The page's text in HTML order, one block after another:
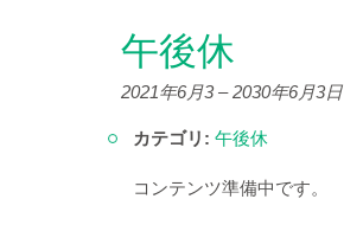
午後休
2021年6月3–2030年6月3日
カテゴリ: 午後休
コンテンツ準備中です。